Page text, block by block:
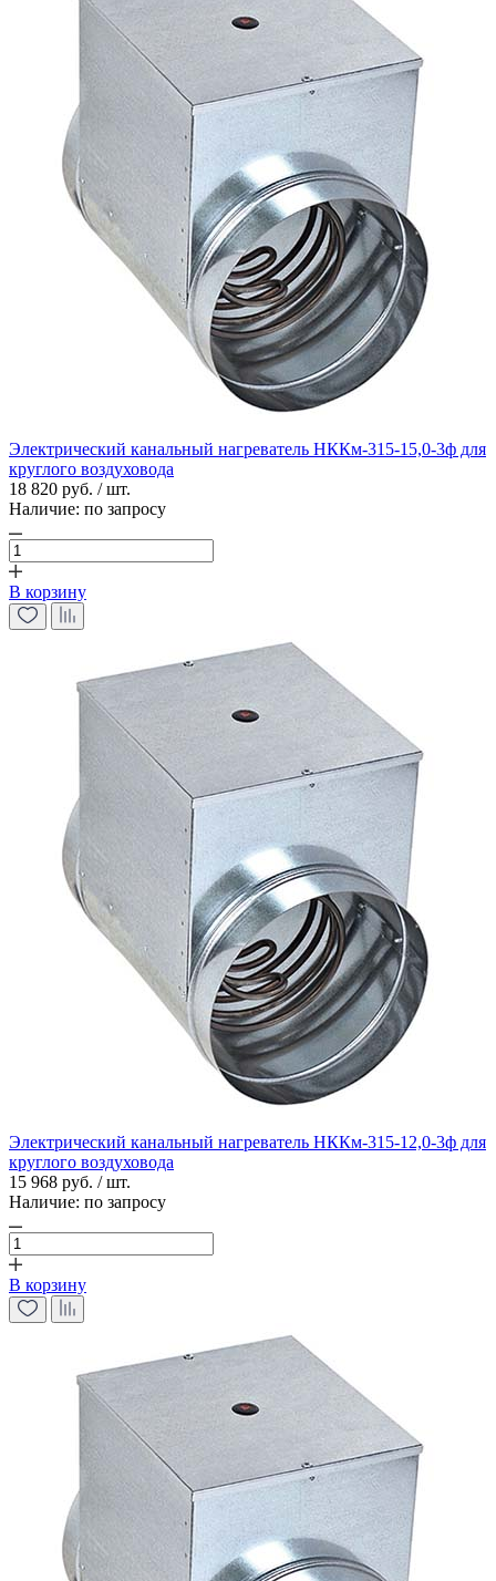
Электрический канальный нагреватель НККм-315-15,0-3ф для
круглого воздуховода
18 820 руб. / шт.
Наличие: по запросу
В корзину
Электрический канальный нагреватель НККм-315-12,0-3ф для
круглого воздуховода
15 968 руб. / шт.
Наличие: по запросу
В корзину